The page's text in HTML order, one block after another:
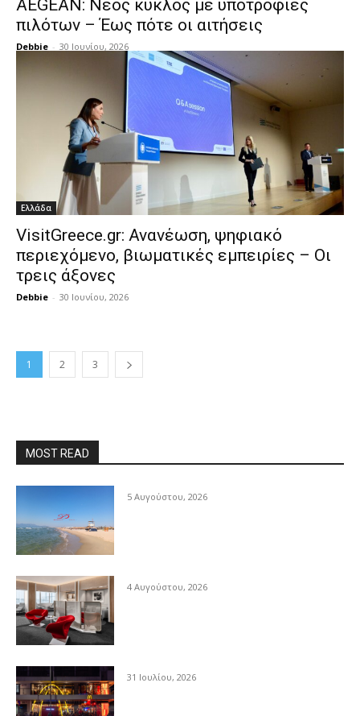
AEGEAN: Νέος κύκλος με υποτροφίες
πιλότων – Έως πότε οι αιτήσεις
Debbie - 30 Ιουνίου, 2026
Ελλάδα
VisitGreece.gr: Ανανέωση, ψηφιακό
περιεχόμενο, βιωματικές εμπειρίες – Οι
τρεις άξονες
Debbie - 30 Ιουνίου, 2026
1 2 3
MOST READ
5 Αυγούστου, 2026
4 Αυγούστου, 2026
31 Ιουλίου, 2026